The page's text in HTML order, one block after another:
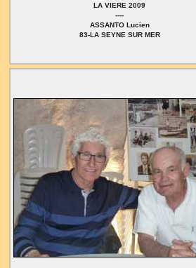
LA VIERE 2009
----
ASSANTO Lucien
83-LA SEYNE SUR MER